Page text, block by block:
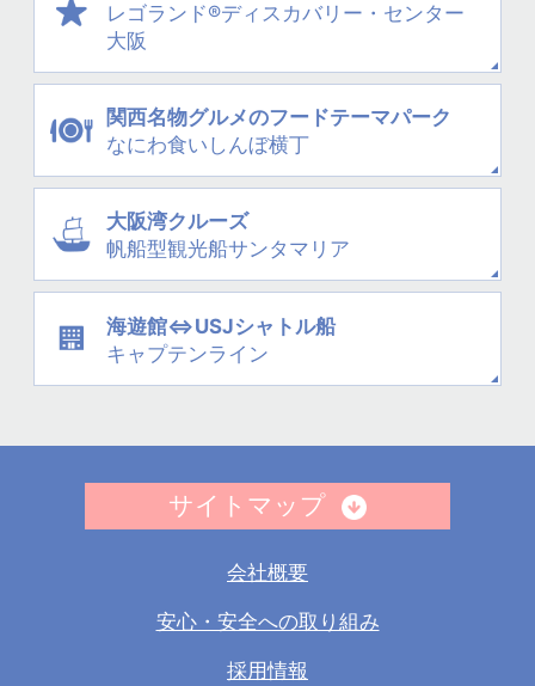
レゴランド®ディスカバリー・ センター
大阪
関西名物グルメのフードテーマパーク
なにわ食いしんぼ横丁
大阪湾クルーズ
帆船型観光船サンタマリア
海遊館⇔USJシャトル船
キャプテンライン
サイトマップ
会社概要
安心・安全への取り組み
採用情報